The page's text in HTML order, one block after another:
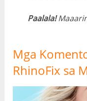
Paalala!
Mga
RhinoFix sa